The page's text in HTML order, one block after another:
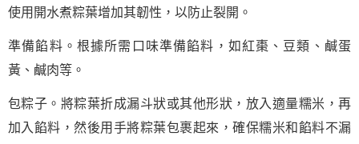
使用開水煮粽葉增加其韌性，以防止裂開。
準備餡料。根據所需口味準備餡料，如紅棗、豆類、鹹蛋
黃、鹹肉等。
包粽子。將粽葉折成漏斗狀或其他形狀，放入適量糯米，再
加入餡料，然後用手將粽葉包裹起來，確保糯米和餡料不漏